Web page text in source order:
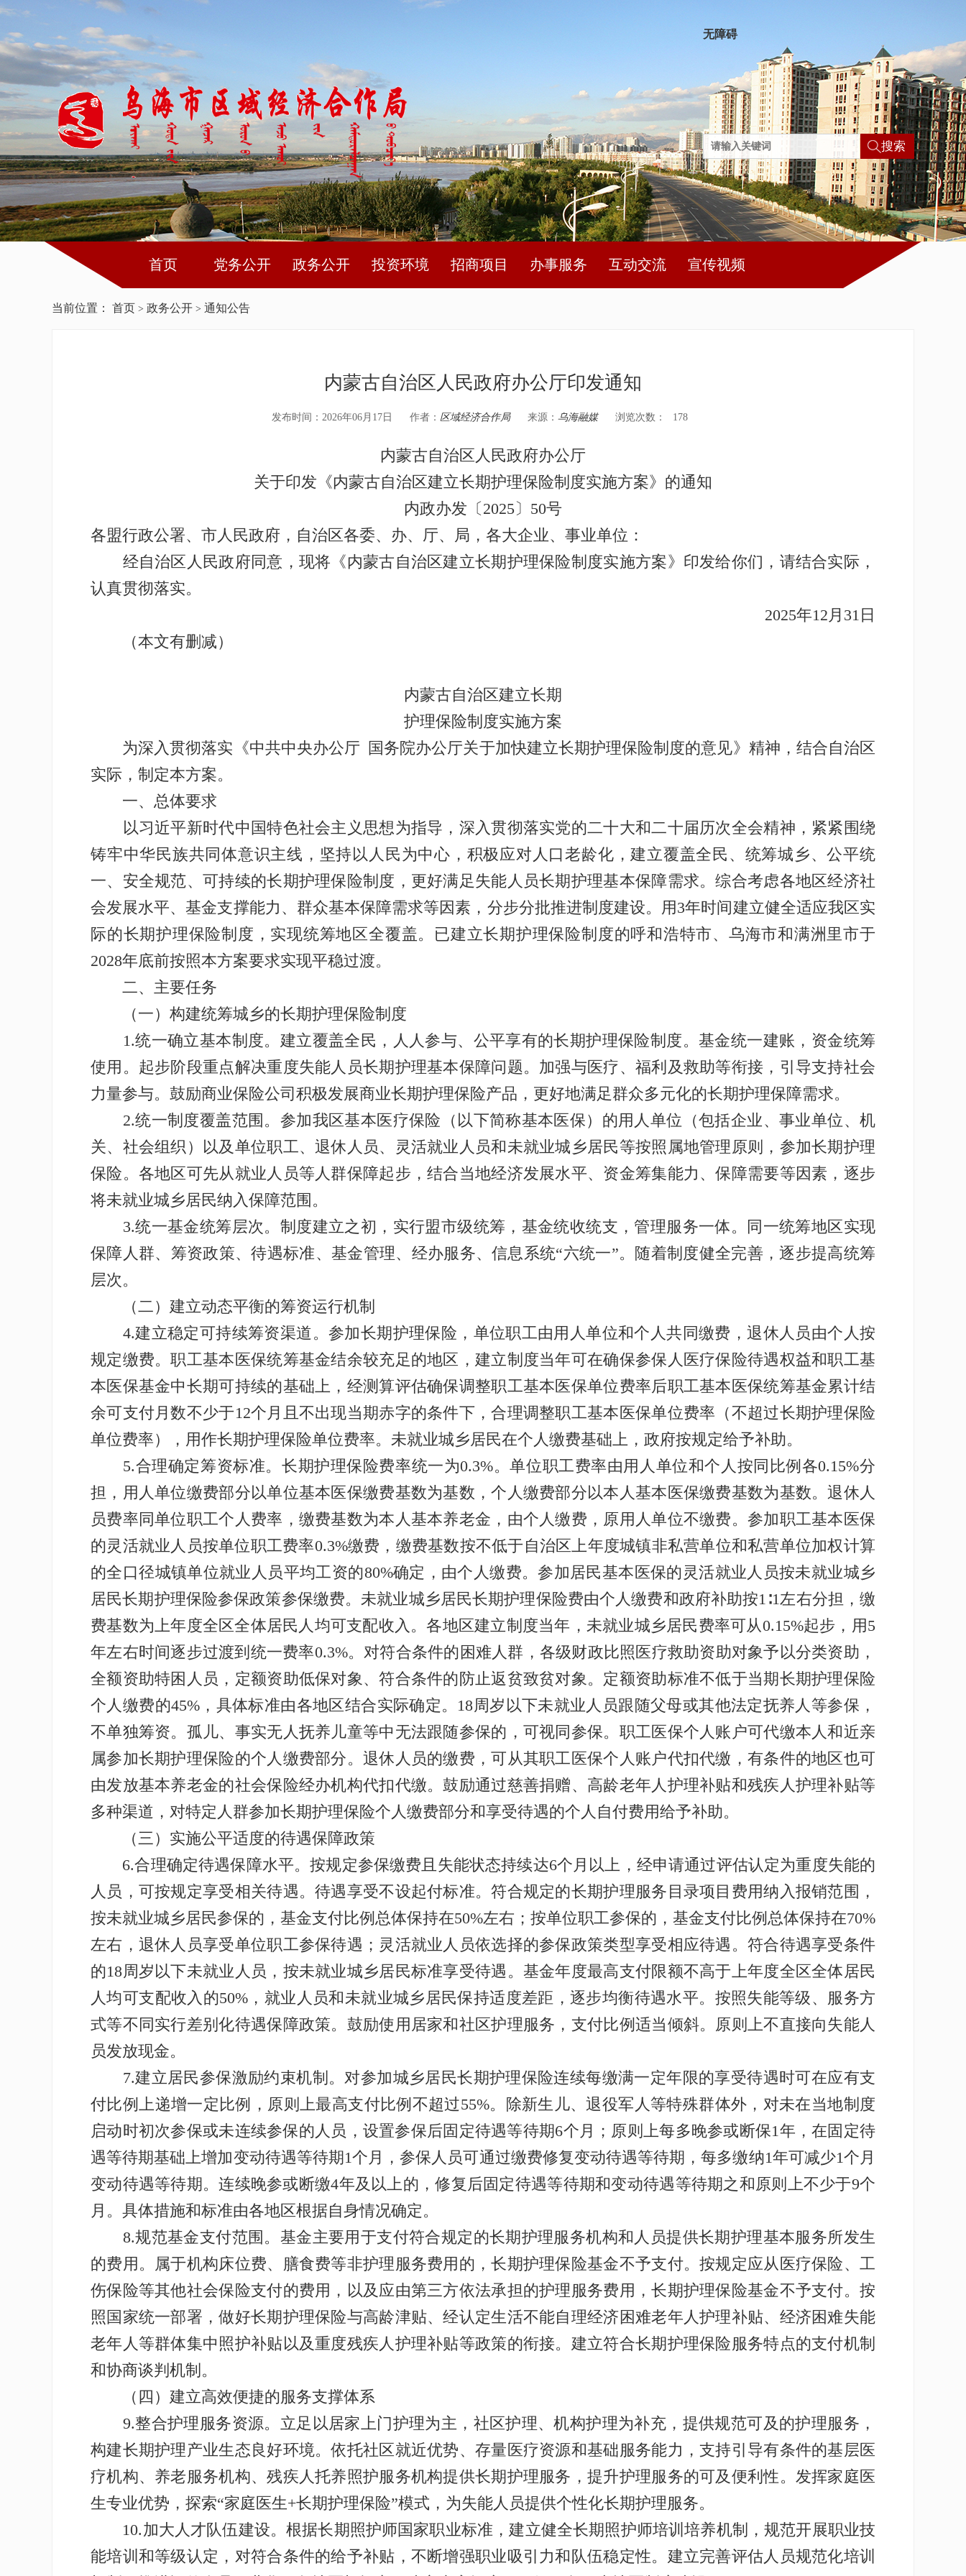
无障碍
搜索
首页 党务公开 政务公开 投资环境 招商项目 办事服务 互动交流 宣传视频
当前位置： 首页 > 政务公开 > 通知公告
内蒙古自治区人民政府办公厅印发通知
发布时间：2026年06月17日 作者： 区域经济合作局 来源： 乌海融媒 浏览次数： 178
内蒙古自治区人民政府办公厅
关于印发《内蒙古自治区建立长期护理保险制度实施方案》的通知
内政办发〔2025〕50号
各盟行政公署、市人民政府，自治区各委、办、厅、局，各大企业、事业单位：
经自治区人民政府同意，现将《内蒙古自治区建立长期护理保险制度实施方案》印发给你们，请结合实际，
认真贯彻落实。
2025年12月31日
（本文有删减）
内蒙古自治区建立长期
护理保险制度实施方案
为深入贯彻落实《中共中央办公厅 国务院办公厅关于加快建立长期护理保险制度的意见》精神，结合自治区
实际，制定本方案。
一、总体要求
以习近平新时代中国特色社会主义思想为指导，深入贯彻落实党的二十大和二十届历次全会精神，紧紧围绕
铸牢中华民族共同体意识主线，坚持以人民为中心，积极应对人口老龄化，建立覆盖全民、统筹城乡、公平统
一、安全规范、可持续的长期护理保险制度，更好满足失能人员长期护理基本保障需求。综合考虑各地区经济社
会发展水平、基金支撑能力、群众基本保障需求等因素，分步分批推进制度建设。用3年时间建立健全适应我区实
际的长期护理保险制度，实现统筹地区全覆盖。已建立长期护理保险制度的呼和浩特市、乌海市和满洲里市于
2028年底前按照本方案要求实现平稳过渡。
二、主要任务
（一）构建统筹城乡的长期护理保险制度
1.统一确立基本制度。建立覆盖全民，人人参与、公平享有的长期护理保险制度。基金统一建账，资金统筹
使用。起步阶段重点解决重度失能人员长期护理基本保障问题。加强与医疗、福利及救助等衔接，引导支持社会
力量参与。鼓励商业保险公司积极发展商业长期护理保险产品，更好地满足群众多元化的长期护理保障需求。
2.统一制度覆盖范围。参加我区基本医疗保险（以下简称基本医保）的用人单位（包括企业、事业单位、机
关、社会组织）以及单位职工、退休人员、灵活就业人员和未就业城乡居民等按照属地管理原则，参加长期护理
保险。各地区可先从就业人员等人群保障起步，结合当地经济发展水平、资金筹集能力、保障需要等因素，逐步
将未就业城乡居民纳入保障范围。
3.统一基金统筹层次。制度建立之初，实行盟市级统筹，基金统收统支，管理服务一体。同一统筹地区实现
保障人群、筹资政策、待遇标准、基金管理、经办服务、信息系统“六统一”。随着制度健全完善，逐步提高统筹
层次。
（二）建立动态平衡的筹资运行机制
4.建立稳定可持续筹资渠道。参加长期护理保险，单位职工由用人单位和个人共同缴费，退休人员由个人按
规定缴费。职工基本医保统筹基金结余较充足的地区，建立制度当年可在确保参保人医疗保险待遇权益和职工基
本医保基金中长期可持续的基础上，经测算评估确保调整职工基本医保单位费率后职工基本医保统筹基金累计结
余可支付月数不少于12个月且不出现当期赤字的条件下，合理调整职工基本医保单位费率（不超过长期护理保险
单位费率），用作长期护理保险单位费率。未就业城乡居民在个人缴费基础上，政府按规定给予补助。
5.合理确定筹资标准。长期护理保险费率统一为0.3%。单位职工费率由用人单位和个人按同比例各0.15%分
担，用人单位缴费部分以单位基本医保缴费基数为基数，个人缴费部分以本人基本医保缴费基数为基数。退休人
员费率同单位职工个人费率，缴费基数为本人基本养老金，由个人缴费，原用人单位不缴费。参加职工基本医保
的灵活就业人员按单位职工费率0.3%缴费，缴费基数按不低于自治区上年度城镇非私营单位和私营单位加权计算
的全口径城镇单位就业人员平均工资的80%确定，由个人缴费。参加居民基本医保的灵活就业人员按未就业城乡
居民长期护理保险参保政策参保缴费。未就业城乡居民长期护理保险费由个人缴费和政府补助按1∶1左右分担，缴
费基数为上年度全区全体居民人均可支配收入。各地区建立制度当年，未就业城乡居民费率可从0.15%起步，用5
年左右时间逐步过渡到统一费率0.3%。对符合条件的困难人群，各级财政比照医疗救助资助对象予以分类资助，
全额资助特困人员，定额资助低保对象、符合条件的防止返贫致贫对象。定额资助标准不低于当期长期护理保险
个人缴费的45%，具体标准由各地区结合实际确定。18周岁以下未就业人员跟随父母或其他法定抚养人等参保，
不单独筹资。孤儿、事实无人抚养儿童等中无法跟随参保的，可视同参保。职工医保个人账户可代缴本人和近亲
属参加长期护理保险的个人缴费部分。退休人员的缴费，可从其职工医保个人账户代扣代缴，有条件的地区也可
由发放基本养老金的社会保险经办机构代扣代缴。鼓励通过慈善捐赠、高龄老年人护理补贴和残疾人护理补贴等
多种渠道，对特定人群参加长期护理保险个人缴费部分和享受待遇的个人自付费用给予补助。
（三）实施公平适度的待遇保障政策
6.合理确定待遇保障水平。按规定参保缴费且失能状态持续达6个月以上，经申请通过评估认定为重度失能的
人员，可按规定享受相关待遇。待遇享受不设起付标准。符合规定的长期护理服务目录项目费用纳入报销范围，
按未就业城乡居民参保的，基金支付比例总体保持在50%左右；按单位职工参保的，基金支付比例总体保持在70%
左右，退休人员享受单位职工参保待遇；灵活就业人员依选择的参保政策类型享受相应待遇。符合待遇享受条件
的18周岁以下未就业人员，按未就业城乡居民标准享受待遇。基金年度最高支付限额不高于上年度全区全体居民
人均可支配收入的50%，就业人员和未就业城乡居民保持适度差距，逐步均衡待遇水平。按照失能等级、服务方
式等不同实行差别化待遇保障政策。鼓励使用居家和社区护理服务，支付比例适当倾斜。原则上不直接向失能人
员发放现金。
7.建立居民参保激励约束机制。对参加城乡居民长期护理保险连续每缴满一定年限的享受待遇时可在应有支
付比例上递增一定比例，原则上最高支付比例不超过55%。除新生儿、退役军人等特殊群体外，对未在当地制度
启动时初次参保或未连续参保的人员，设置参保后固定待遇等待期6个月；原则上每多晚参或断保1年，在固定待
遇等待期基础上增加变动待遇等待期1个月，参保人员可通过缴费修复变动待遇等待期，每多缴纳1年可减少1个月
变动待遇等待期。连续晚参或断缴4年及以上的，修复后固定待遇等待期和变动待遇等待期之和原则上不少于9个
月。具体措施和标准由各地区根据自身情况确定。
8.规范基金支付范围。基金主要用于支付符合规定的长期护理服务机构和人员提供长期护理基本服务所发生
的费用。属于机构床位费、膳食费等非护理服务费用的，长期护理保险基金不予支付。按规定应从医疗保险、工
伤保险等其他社会保险支付的费用，以及应由第三方依法承担的护理服务费用，长期护理保险基金不予支付。按
照国家统一部署，做好长期护理保险与高龄津贴、经认定生活不能自理经济困难老年人护理补贴、经济困难失能
老年人等群体集中照护补贴以及重度残疾人护理补贴等政策的衔接。建立符合长期护理保险服务特点的支付机制
和协商谈判机制。
（四）建立高效便捷的服务支撑体系
9.整合护理服务资源。立足以居家上门护理为主，社区护理、机构护理为补充，提供规范可及的护理服务，
构建长期护理产业生态良好环境。依托社区就近优势、存量医疗资源和基础服务能力，支持引导有条件的基层医
疗机构、养老服务机构、残疾人托养照护服务机构提供长期护理服务，提升护理服务的可及便利性。发挥家庭医
生专业优势，探索“家庭医生+长期护理保险”模式，为失能人员提供个性化长期护理服务。
10.加大人才队伍建设。根据长期照护师国家职业标准，建立健全长期照护师培训培养机制，规范开展职业技
能培训和等级认定，对符合条件的给予补贴，不断增强职业吸引力和队伍稳定性。建立完善评估人员规范化培训